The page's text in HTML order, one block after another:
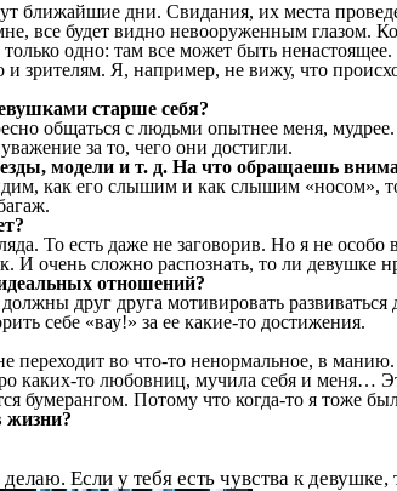
дни. Свидания, их места
все будет видно невооруженным глазом.
одно: там все может быть
зрителям. Я, например, не вижу, что
старше себя?
общаться с людьми опытнее меня,
за то, чего они достигли.
модели и т. д. На что обращаешь
как его слышим и как слышим «носом»,
То есть даже не заговорив. Но я не
очень сложно распознать, то ли девушке
отношений?
друг друга мотивировать
себе «вау!» за ее какие-то достижения.
переходит во что-то ненормальное, в
каких-то любовниц, мучила себя и меня…
Потому что когда-то я тоже
жизни?
Если у тебя есть чувства к